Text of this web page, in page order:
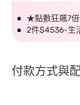
★點數狂飆7
2件$4536-生
付款方式與